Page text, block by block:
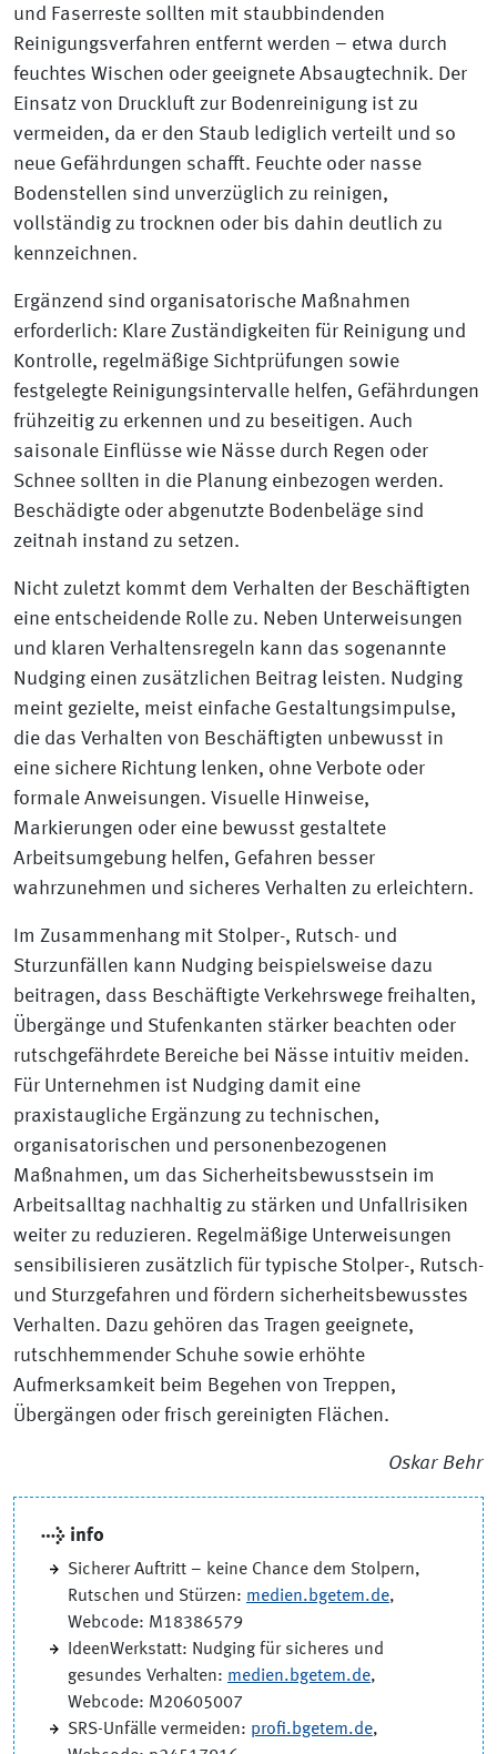
und Faserreste sollten mit staubbindenden
Reinigungsverfahren entfernt werden – etwa durch
feuchtes Wischen oder geeignete Absaugtechnik. Der
Einsatz von Druckluft zur Bodenreinigung ist zu
vermeiden, da er den Staub lediglich verteilt und so
neue Gefährdungen schafft. Feuchte oder nasse
Bodenstellen sind unverzüglich zu reinigen,
vollständig zu trocknen oder bis dahin deutlich zu
kennzeichnen.
Ergänzend sind organisatorische Maßnahmen
erforderlich: Klare Zuständigkeiten für Reinigung und
Kontrolle, regelmäßige Sichtprüfungen sowie
festgelegte Reinigungsintervalle helfen, Gefährdungen
frühzeitig zu erkennen und zu beseitigen. Auch
saisonale Einflüsse wie Nässe durch Regen oder
Schnee sollten in die Planung einbezogen werden.
Beschädigte oder abgenutzte Bodenbeläge sind
zeitnah instand zu setzen.
Nicht zuletzt kommt dem Verhalten der Beschäftigten
eine entscheidende Rolle zu. Neben Unterweisungen
und klaren Verhaltensregeln kann das sogenannte
Nudging einen zusätzlichen Beitrag leisten. Nudging
meint gezielte, meist einfache Gestaltungsimpulse,
die das Verhalten von Beschäftigten unbewusst in
eine sichere Richtung lenken, ohne Verbote oder
formale Anweisungen. Visuelle Hinweise,
Markierungen oder eine bewusst gestaltete
Arbeitsumgebung helfen, Gefahren besser
wahrzunehmen und sicheres Verhalten zu erleichtern.
Im Zusammenhang mit Stolper-, Rutsch- und
Sturzunfällen kann Nudging beispielsweise dazu
beitragen, dass Beschäftigte Verkehrswege freihalten,
Übergänge und Stufenkanten stärker beachten oder
rutschgefährdete Bereiche bei Nässe intuitiv meiden.
Für Unternehmen ist Nudging damit eine
praxistaugliche Ergänzung zu technischen,
organisatorischen und personenbezogenen
Maßnahmen, um das Sicherheitsbewusstsein im
Arbeitsalltag nachhaltig zu stärken und Unfallrisiken
weiter zu reduzieren. Regelmäßige Unterweisungen
sensibilisieren zusätzlich für typische Stolper-, Rutsch-
und Sturzgefahren und fördern sicherheitsbewusstes
Verhalten. Dazu gehören das Tragen geeignete,
rutschhemmender Schuhe sowie erhöhte
Aufmerksamkeit beim Begehen von Treppen,
Übergängen oder frisch gereinigten Flächen.
Oskar Behr
→ info
Sicherer Auftritt – keine Chance dem Stolpern,
Rutschen und Stürzen: medien.bgetem.de,
Webcode: M18386579
IdeenWerkstatt: Nudging für sicheres und
gesundes Verhalten: medien.bgetem.de,
Webcode: M20605007
SRS-Unfälle vermeiden: profi.bgetem.de,